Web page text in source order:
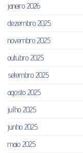
janeiro 2026
dezembro 2025
novembro 2025
outubro 2025
setembro 2025
agosto 2025
julho 2025
junho 2025
maio 2025